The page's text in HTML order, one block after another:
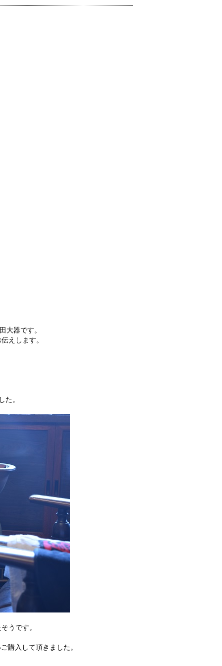
大器です。
えします。
た。
うです。
購入して頂きました。